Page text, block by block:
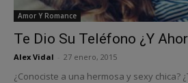
Amor Y Romance
Te Dio Su Teléfono ¿Y
Alex Vidal 27 enero, 2015
¿Conociste a una hermosa y sexy chica?